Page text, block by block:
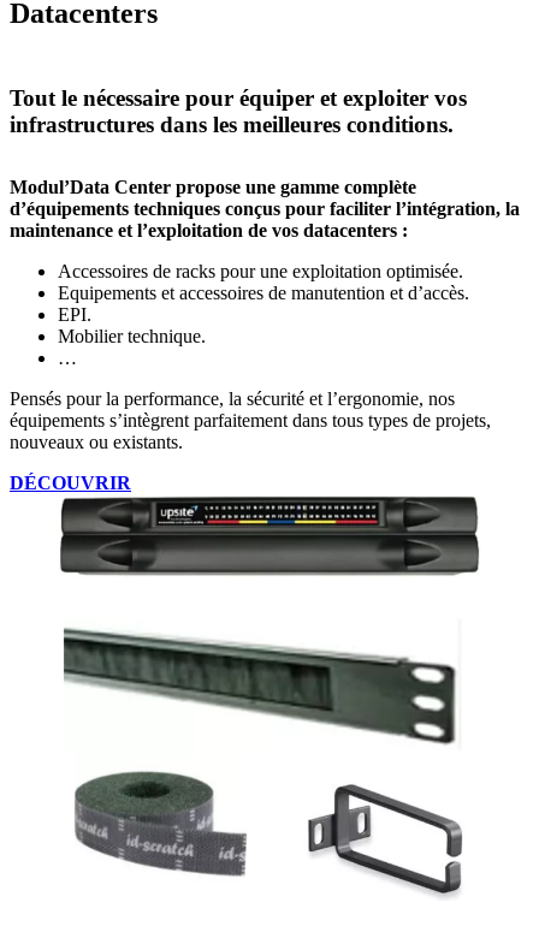
Datacenters
Tout le nécessaire pour équiper et exploiter vos
infrastructures dans les meilleures conditions.
Modul’Data Center propose une gamme complète
d’équipements techniques conçus pour faciliter l’intégration, la
maintenance et l’exploitation de vos datacenters :
Accessoires de racks pour une exploitation optimisée.
Equipements et accessoires de manutention et d’accès.
EPI.
Mobilier technique.
…
Pensés pour la performance, la sécurité et l’ergonomie, nos
équipements s’intègrent parfaitement dans tous types de projets,
nouveaux ou existants.
DÉCOUVRIR